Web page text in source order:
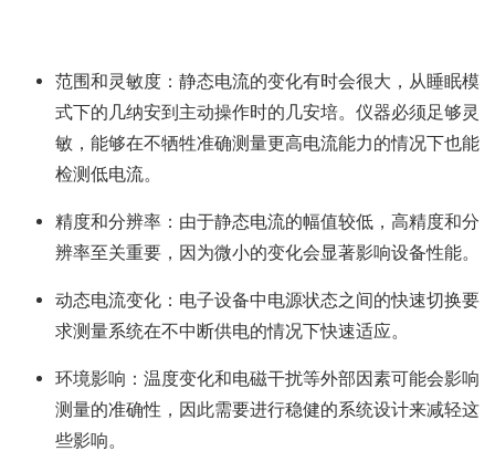
范围和灵敏度：静态电流的变化有时会很大，从睡眠模
式下的几纳安到主动操作时的几安培。仪器必须足够灵
敏，能够在不牺牲准确测量更高电流能力的情况下也能
检测低电流。
精度和分辨率：由于静态电流的幅值较低，高精度和分
辨率至关重要，因为微小的变化会显著影响设备性能。
动态电流变化：电子设备中电源状态之间的快速切换要
求测量系统在不中断供电的情况下快速适应。
环境影响：温度变化和电磁干扰等外部因素可能会影响
测量的准确性，因此需要进行稳健的系统设计来减轻这
些影响。